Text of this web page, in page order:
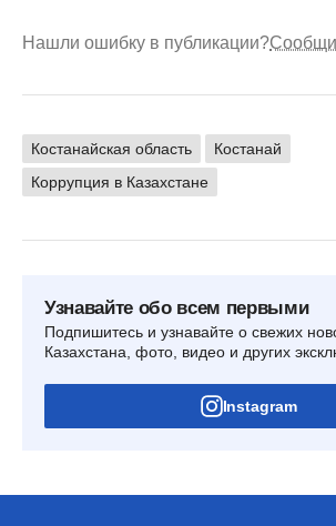
Нашли ошибку в публикации?
Костанайская область
Костанай
Коррупция в Казахстане
Узнавайте обо всем первыми
Подпишитесь и узнавайте о свежих
Казахстана, фото, видео и других
Instagram